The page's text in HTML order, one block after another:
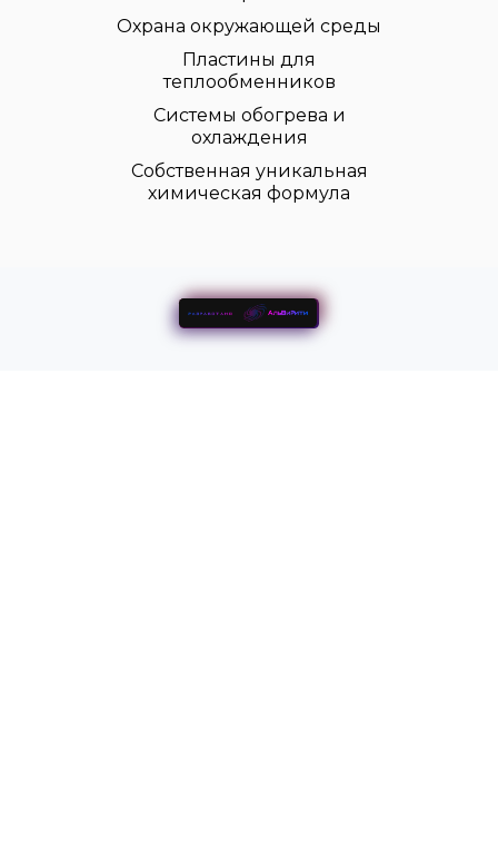
Охрана окружающей среды
Пластины для
теплообменников
Системы обогрева и
охлаждения
Собственная уникальная
химическая формула